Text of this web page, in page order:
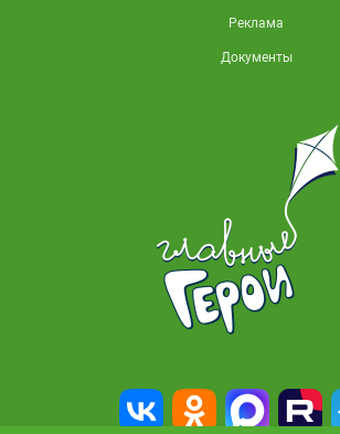
Реклама
Документы